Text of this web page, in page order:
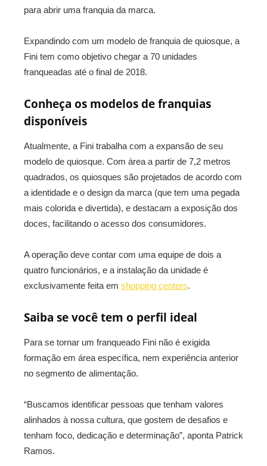
para abrir uma franquia da marca.
Expandindo com um modelo de franquia de quiosque, a
Fini tem como objetivo chegar a 70 unidades
franqueadas até o final de 2018.
Conheça os modelos de franquias
disponíveis
Atualmente, a Fini trabalha com a expansão de seu
modelo de quiosque. Com área a partir de 7,2 metros
quadrados, os quiosques são projetados de acordo com
a identidade e o design da marca (que tem uma pegada
mais colorida e divertida), e destacam a exposição dos
doces, facilitando o acesso dos consumidores.
A operação deve contar com uma equipe de dois a
quatro funcionários, e a instalação da unidade é
exclusivamente feita em shopping centers.
Saiba se você tem o perfil ideal
Para se tornar um franqueado Fini não é exigida
formação em área específica, nem experiência anterior
no segmento de alimentação.
“Buscamos identificar pessoas que tenham valores
alinhados à nossa cultura, que gostem de desafios e
tenham foco, dedicação e determinação”, aponta Patrick
Ramos.